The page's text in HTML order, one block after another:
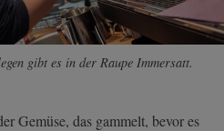
gibt es in der Raupe Immersatt.
Gemüse, das gammelt, bevor es